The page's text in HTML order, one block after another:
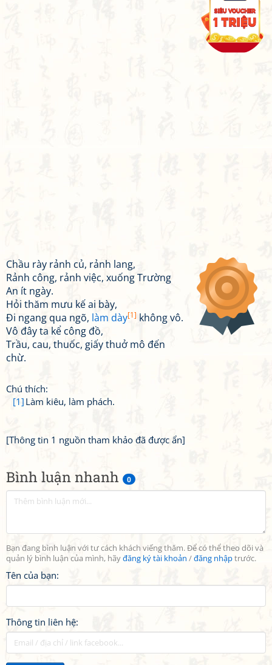
Bình luận nhanh 0
Bạn đang bình luận với tư cách khách viếng thăm. Để có thể theo dõi và
quản lý bình luận của mình, hãyđăng ký tài khoản /đăng nhậptrước.
Tên của bạn:
Thông tin liên hệ:
Chầu rày rảnh củ, rảnh lang,
Rảnh công, rảnh việc, xuống Trường
An ít ngày.
Hỏi thăm mưu kế ai bày,
Đi ngang qua ngõ, làm dày[1] không vô.
Vô đây ta kể công đồ,
Trầu, cau, thuốc, giấy thuở mô đến
chừ.
Chú thích:
[1] Làm kiêu, làm phách.
[Thông tin 1 nguồn tham khảo đã được ẩn]